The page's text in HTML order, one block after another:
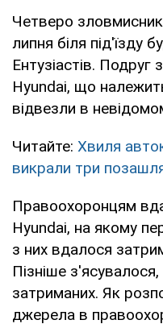
Четверо
липня біля під'їзду
Ентузіастів.
Hyundai, що
відвезли в
Читайте: Хвиля
викрали три
Правоохоронцям
Hyundai, на якому
з них вдалося
Пізніше
затриманих. Як
джерела в